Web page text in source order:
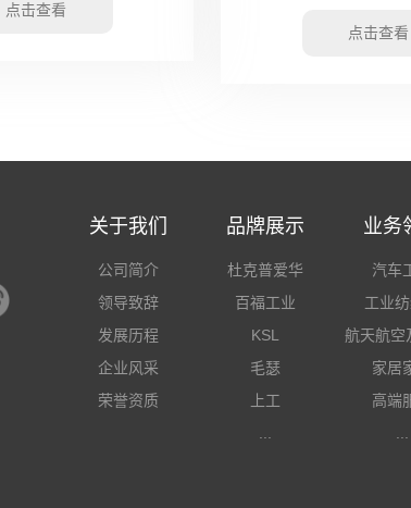
点击查看
点击查看
关于我们
公司简介
领导致辞
发展历程
企业风采
荣誉资质
品牌展示
杜克普爱华
百福工业
KSL
毛瑟
上工
...
业务
汽车
工业
家居
高端
...